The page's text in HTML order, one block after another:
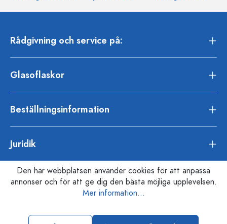
Rådgivning och service på:
Glasoflaskor
Beställningsinformation
Juridik
Den här webbplatsen använder cookies för att anpassa
annonser och för att ge dig den bästa möjliga upplevelsen.
Mer information...